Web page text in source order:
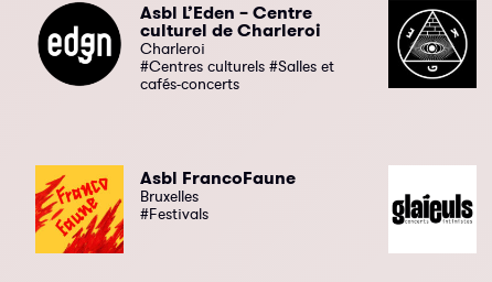
Asbl L’Eden – Centre
culturel de Charleroi
Charleroi
#Centres culturels #Salles et
cafés-concerts
Asbl FrancoFaune
Bruxelles
#Festivals